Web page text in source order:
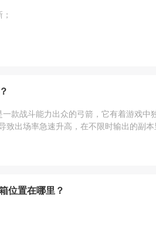
一款战斗能力出众的弓箭，它有着游戏中
致出场率急速升高，在不限时输出的副本
位置在哪里？